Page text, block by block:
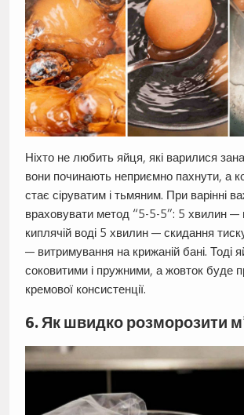
Ніхто не любить яйця, які варилися
вони починають неприємно пахнути, а
стає сіруватим і тьмяним. При варінні
враховувати метод “5-5-5”: 5 хвилин —
киплячій воді 5 хвилин — скидання
— витримування на крижаній бані. Тоді
соковитими і пружними, а жовток буде
кремової консистенції.
6. Як швидко розморозити